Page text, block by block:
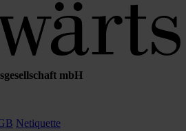
mbH
Netiquette